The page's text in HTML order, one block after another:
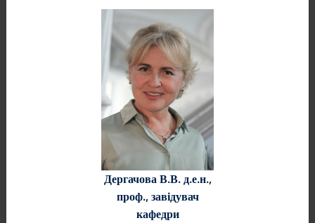
Дергачова В.В.д.е.н.,
проф., завідувач
кафедри